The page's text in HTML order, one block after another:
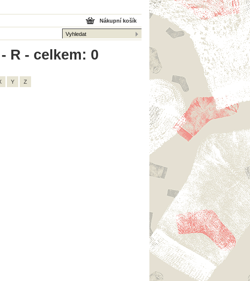
Nákupní košík
R - celkem: 0
Y Z